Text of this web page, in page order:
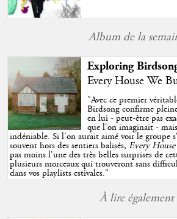
Album de la
Exploring
Every House We
"Avec ce premier
Birdsong confirme
en lui - peut-être pas
que l'on imaginait -
indéniable. Si l'on aurait aimé voir le groupe
souvent hors des sentiers balisés,Every
pas moins l'une des très belles surprises de
plusieurs morceaux qui trouveront sans
dans vos playlists estivales."
À lire également